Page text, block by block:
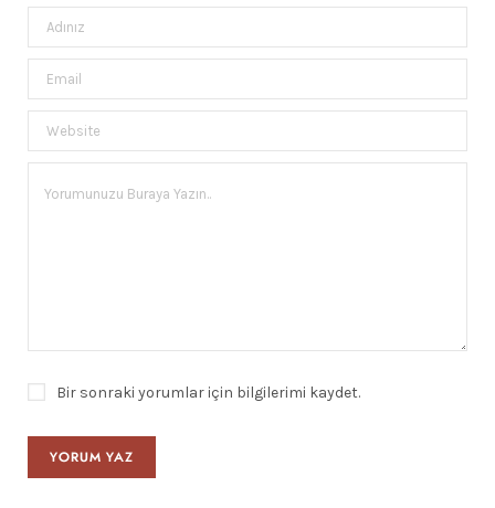
Bir sonraki yorumlar için bilgilerimi kaydet.